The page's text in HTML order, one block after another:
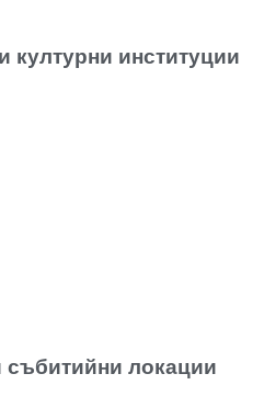
институции
събитийни локации